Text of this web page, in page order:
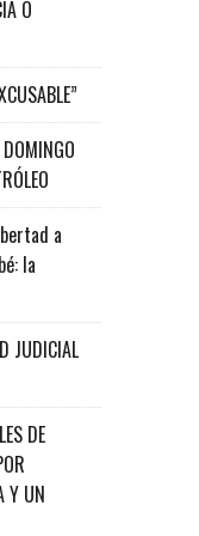
O
a
la
JUDICIAL
DE
Y UN